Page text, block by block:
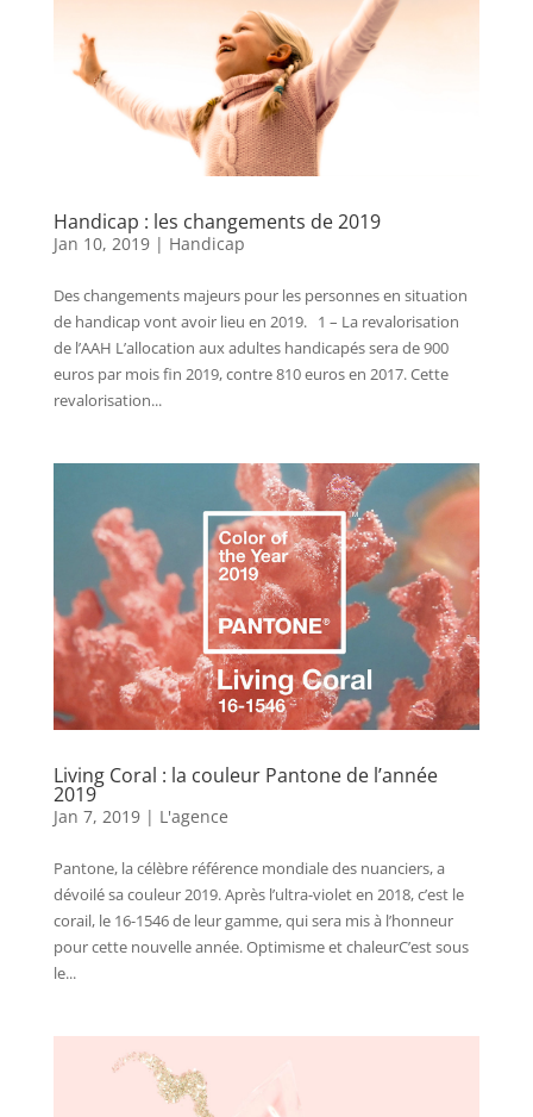
Handicap : les changements de 2019
Jan 10, 2019| Handicap
Des changements majeurs pour les personnes en situation
de handicap vont avoir lieu en 2019. 1 – La revalorisation
de l’AAH L’allocation aux adultes handicapés sera de 900
euros par mois fin 2019, contre 810 euros en 2017. Cette
revalorisation...
Living Coral : la couleur Pantone de l’année
2019
Jan 7, 2019| L'agence
Pantone, la célèbre référence mondiale des nuanciers, a
dévoilé sa couleur 2019. Après l’ultra-violet en 2018, c’est le
corail, le 16-1546 de leur gamme, qui sera mis à l’honneur
pour cette nouvelle année. Optimisme et chaleurC’est sous
le...